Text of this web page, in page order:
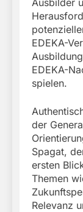
Ausbilder
EDEKA-
EDEKA-
spielen.
der
Spagat,
ersten
Themen
Relevanz